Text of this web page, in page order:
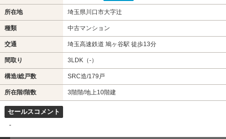
所在地 埼玉県川口市大字辻
種類 中古マンション
交通 埼玉高速鉄道 鳩ヶ谷駅 徒歩13分
間取り 3LDK（-）
構造/総戸数 SRC造/179戸
所在階/階数 3階階/地上10階建
セールスコメント
-